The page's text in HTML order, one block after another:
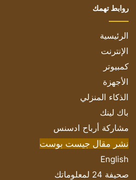
روابط تهمك
الرئيسية
الإنترنت
كمبيوتر
الأجهزة
الذكاء المنزلي
باك لينك
مشاركة أرباح ادسنس
نشر مقال جيست بوست
English
صحيفة 24 لمعلوماتك